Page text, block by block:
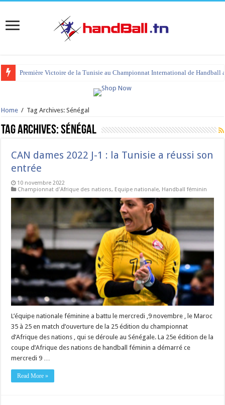
Première Victoire de la Tunisie au Championnat International de Handball
tournoi international Hammamet 2023 : programme et liste des joueurs
Home / Tag Archives: Sénégal
Tag Archives:Sénégal
CAN dames 2022 J-1 : la Tunisie a réussi son
entrée
10 novembre 2022
Championnat d'Afrique des nations, Equipe nationale, Handball féminin
L’équipe nationale féminine a battu le mercredi ,9 novembre , le Maroc
35 à 25 en match d’ouverture de la 25 édition du championnat
d’Afrique des nations , qui se déroule au Sénégale. La 25e édition de la
coupe d’Afrique des nations de handball féminin a démarré ce
mercredi 9 …
Read More »